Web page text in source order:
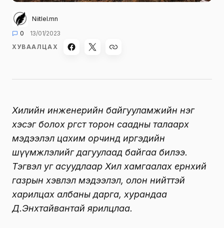
Niitlel.mn
0
13/01/2023
ХУВААЛЦАХ
Хилийн инженерийн байгууламжийн нэг
хэсэг болох өргөст торон саадны талаарх
мэдээлэл цахим орчинд иргэдийн
шүүмжлэлийг дагуулаад байгаа билээ.
Тэгвэл уг асуудлаар Хил хамгаалах ерөнхий
газрын хэвлэл мэдээлэл, олон нийттэй
харилцах албаны дарга, хурандаа
Д.Энхтайвантай ярилцлаа.